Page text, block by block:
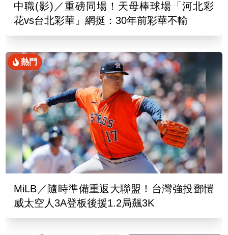
中職(影)／重磅同場！天母棒球場「河北彩
花vs台北彩華」網挺：30年前彩華不輸
熱門
MiLB／隨時準備重返大聯盟！台灣強投鄧愷
威太空人3A登板後援1.2局飆3K